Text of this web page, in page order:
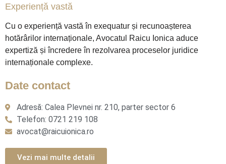
Experiență vastă
Cu o experiență vastă în exequatur și recunoașterea
hotărârilor internaționale, Avocatul Raicu Ionica aduce
expertiză și încredere în rezolvarea proceselor juridice
internaționale complexe.
Date contact
Adresă: Calea Plevnei nr. 210, parter sector 6
Telefon: 0721 219 108
avocat@raicuionica.ro
Vezi mai multe detalii